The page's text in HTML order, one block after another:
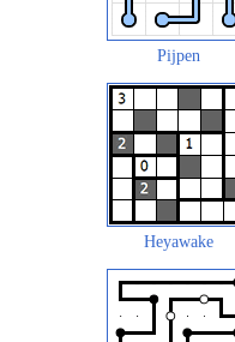
Pijpen
Heyawake